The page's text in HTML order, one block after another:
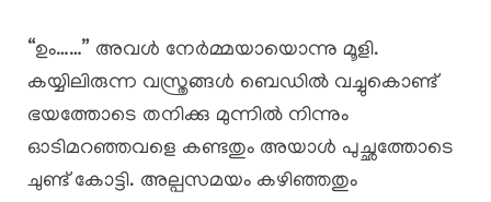
“ഉം……” അവൾ നേർമ്മയായൊന്നു മൂളി.
കയ്യിലിരുന്ന വസ്ത്രങ്ങൾ ബെഡിൽ വച്ചുകൊണ്ട്
ഭയത്തോടെ തനിക്കു മുന്നിൽ നിന്നും
ഓടിമറഞ്ഞവളെ കണ്ടതും അയാൾ പുച്ഛത്തോടെ
ചുണ്ട് കോട്ടി. അല്പസമയം കഴിഞ്ഞതും